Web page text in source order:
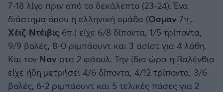
7-18 λίγο πριν από το δεκάλεπτο (23-24). Ένα
διάστημα όπου η ελληνική ομάδα (Όσμαν 7π.,
Χέιζ-Ντέιβις 6π.) είχε 6/8 δίποντα, 1/5 τρίποντα,
9/9 βολές, 8-0 ριμπάουντ και 3 ασίστ για 4 λάθη.
Και τον Ναν στα 2 φάουλ. Την ίδια ώρα η Βαλένθια
είχε ήδη μετρήσει 4/6 δίποντα, 4/12 τρίποντα, 3/6
βολές, 6-2 ριμπάουντ και 5 τελικές πάσες για 2